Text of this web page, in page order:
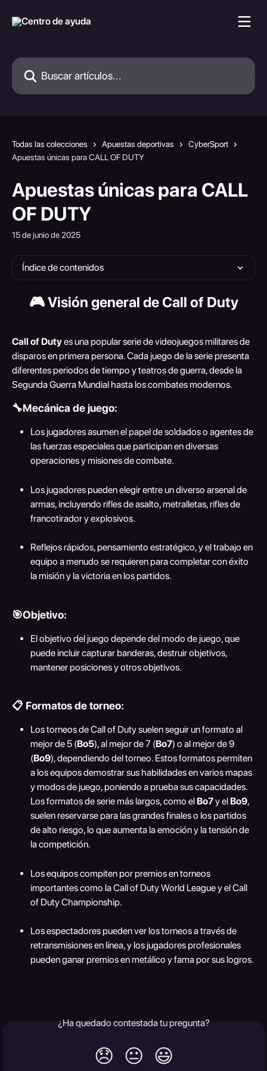
Buscar artículos...
Todas las colecciones Apuestas deportivas
CyberSport
Apuestas únicas para CALL OF DUTY
Apuestas únicas para CALL
OF DUTY
15 de junio de 2025
Índice de contenidos
🎮 Visión general de Call of Duty
Call of Duty es una popular serie de videojuegos militares de
disparos en primera persona. Cada juego de la serie presenta
diferentes periodos de tiempo y teatros de guerra, desde la
Segunda Guerra Mundial hasta los combates modernos.
🔧Mecánica de juego:
Los jugadores asumen el papel de soldados o agentes de
las fuerzas especiales que participan en diversas
operaciones y misiones de combate.
Los jugadores pueden elegir entre un diverso arsenal de
armas, incluyendo rifles de asalto, metralletas, rifles de
francotirador y explosivos.
Reflejos rápidos, pensamiento estratégico, y el trabajo en
equipo a menudo se requieren para completar con éxito
la misión y la victoria en los partidos.
🎯Objetivo:
El objetivo del juego depende del modo de juego, que
puede incluir capturar banderas, destruir objetivos,
mantener posiciones y otros objetivos.
📋 Formatos de torneo:
Los torneos de Call of Duty suelen seguir un formato al
mejor de 5 (Bo5), al mejor de 7 (Bo7) o al mejor de 9
(Bo9), dependiendo del torneo. Estos formatos permiten
a los equipos demostrar sus habilidades en varios mapas
y modos de juego, poniendo a prueba sus capacidades.
Los formatos de serie más largos, como el Bo7 y el Bo9,
suelen reservarse para las grandes finales o los partidos
de alto riesgo, lo que aumenta la emoción y la tensión de
la competición.
Los equipos compiten por premios en torneos
importantes como la Call of Duty World League y el Call
of Duty Championship.
Los espectadores pueden ver los torneos a través de
retransmisiones en línea, y los jugadores profesionales
pueden ganar premios en metálico y fama por sus logros.
¿Ha quedado contestada tu pregunta?
😞 😐 😃